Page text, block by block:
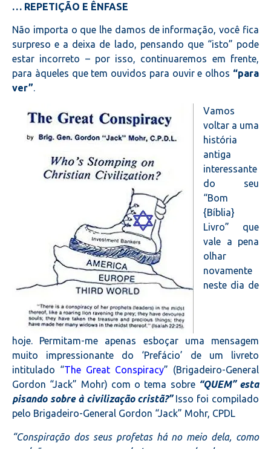
… REPETIÇÃO E ÊNFASE
Não importa o que lhe damos de informação, você fica
surpreso e a deixa de lado, pensando que “isto” pode
estar incorreto – por isso, continuaremos em frente,
para àqueles que tem ouvidos para ouvir e olhos “para
ver”.
Vamos
voltar a uma
história
antiga
interessante
do seu
“Bom
{Bíblia}
Livro” que
vale a pena
olhar
novamente
neste dia de
hoje. Permitam-me apenas esboçar uma mensagem
muito impressionante do ‘Prefácio’ de um livreto
intitulado “The Great Conspiracy” (Brigadeiro-General
Gordon “Jack” Mohr) com o tema sobre “QUEM” esta
pisando sobre à civilização cristã?”Isso foi compilado
pelo Brigadeiro-General Gordon “Jack” Mohr, CPDL
“Conspiração dos seus profetas há no meio dela, como